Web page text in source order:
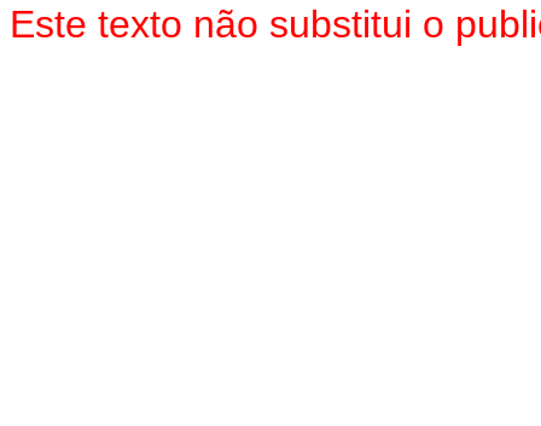
Este texto não substitui o